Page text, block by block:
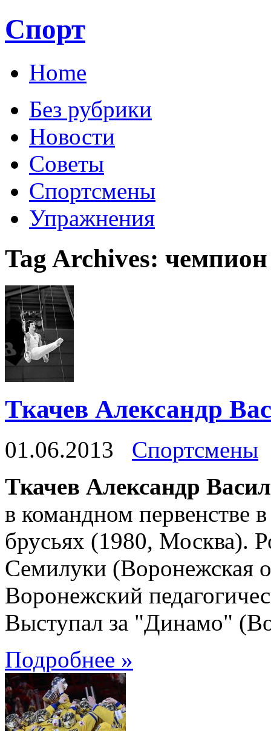
Спорт
Home
Без рубрики
Новости
Советы
Спортсмены
Упражнения
Tag Archives:
Ткачев Александр
01.06.2013
Спортсмены
Ткачев Александр
в командном первенстве
брусьях (1980, Москва).
Семилуки (Воронежская
Воронежский
Выступал за "Динамо"
Подробнее »